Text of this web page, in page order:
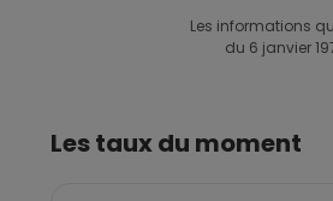
Les informations
du 6 janvier
Les taux du moment